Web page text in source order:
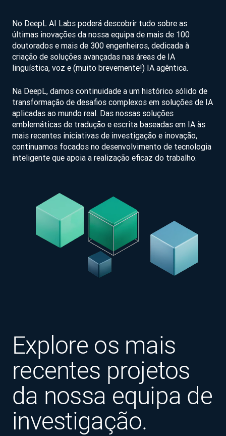
No DeepL AI Labs poderá descobrir tudo sobre as
últimas inovações da nossa equipa de mais de 100
doutorados e mais de 300 engenheiros, dedicada à
criação de soluções avançadas nas áreas de IA
linguística, voz e (muito brevemente!) IA agêntica.
Na DeepL, damos continuidade a um histórico sólido de
transformação de desafios complexos em soluções de IA
aplicadas ao mundo real. Das nossas soluções
emblemáticas de tradução e escrita baseadas em IA às
mais recentes iniciativas de investigação e inovação,
continuamos focados no desenvolvimento de tecnologia
inteligente que apoia a realização eficaz do trabalho.
Explore os mais
recentes projetos
da nossa equipa de
investigação.